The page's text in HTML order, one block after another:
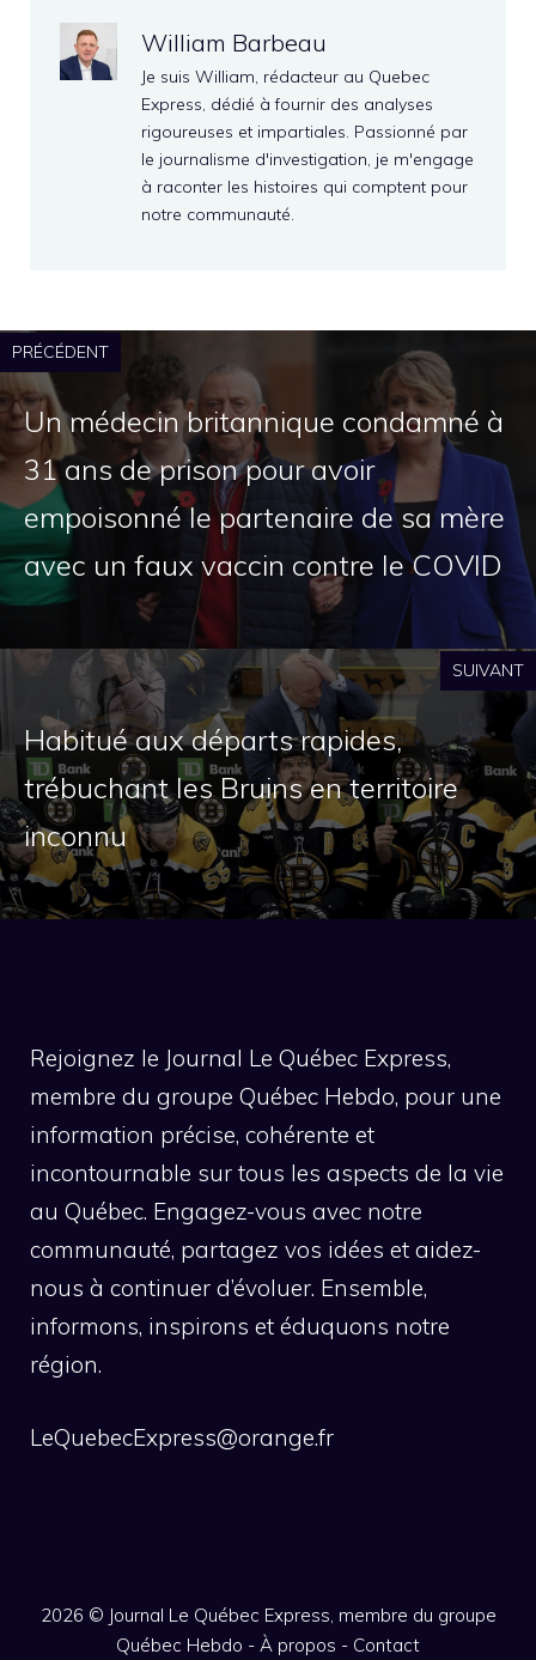
William Barbeau
Je suis William, rédacteur au Quebec
Express, dédié à fournir des analyses
rigoureuses et impartiales. Passionné par
le journalisme d'investigation, je m'engage
à raconter les histoires qui comptent pour
notre communauté.
PRÉCÉDENT
Un médecin britannique condamné à
31 ans de prison pour avoir
empoisonné le partenaire de sa mère
avec un faux vaccin contre le COVID
SUIVANT
Habitué aux départs rapides,
trébuchant les Bruins en territoire
inconnu
Rejoignez le Journal Le Québec Express,
membre du groupe Québec Hebdo, pour une
information précise, cohérente et
incontournable sur tous les aspects de la vie
au Québec. Engagez-vous avec notre
communauté, partagez vos idées et aidez-
nous à continuer d’évoluer. Ensemble,
informons, inspirons et éduquons notre
région.
LeQuebecExpress@orange.fr
2026 © Journal Le Québec Express, membre du groupe
Québec Hebdo - À propos - Contact